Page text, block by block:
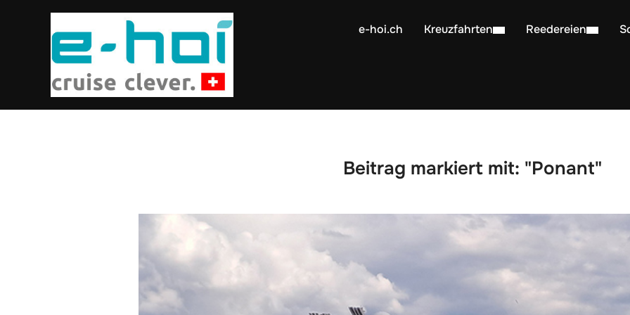
e-hoi.ch Kreuzfahrten Reedereien
Beitrag markiert mit: "Ponant"